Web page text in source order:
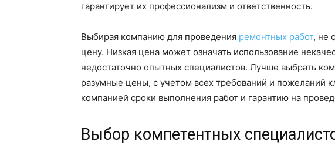
гарантирует их профессионализм и ответственность.
Выбирая компанию для проведения ремонтных работ, не
цену. Низкая цена может означать использование
недостаточно опытных специалистов. Лучше выбрать
разумные цены, с учетом всех требований и пожеланий
компанией сроки выполнения работ и гарантию на
Выбор компетентных